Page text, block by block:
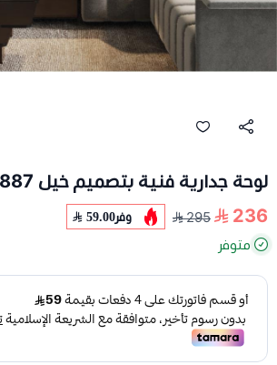
لوحة جدارية فنية بتصميم خيل C887
236
295 وفر59.00
متوفر